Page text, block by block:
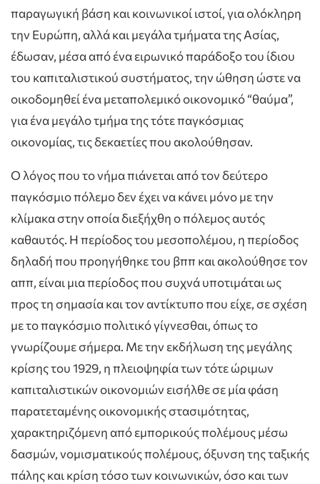
παραγωγική βάση και κοινωνικοί ιστοί, για ολόκληρη
την Ευρώπη, αλλά και μεγάλα τμήματα της Ασίας,
έδωσαν, μέσα από ένα ειρωνικό παράδοξο του ίδιου
του καπιταλιστικού συστήματος, την ώθηση ώστε να
οικοδομηθεί ένα μεταπολεμικό οικονομικό “θαύμα”,
για ένα μεγάλο τμήμα της τότε παγκόσμιας
οικονομίας, τις δεκαετίες που ακολούθησαν.
Ο λόγος που το νήμα πιάνεται από τον δεύτερο
παγκόσμιο πόλεμο δεν έχει να κάνει μόνο με την
κλίμακα στην οποία διεξήχθη ο πόλεμος αυτός
καθαυτός. Η περίοδος του μεσοπολέμου, η περίοδος
δηλαδή που προηγήθηκε του βππ και ακολούθησε τον
αππ, είναι μια περίοδος που συχνά υποτιμάται ως
προς τη σημασία και τον αντίκτυπο που είχε, σε σχέση
με το παγκόσμιο πολιτικό γίγνεσθαι, όπως το
γνωρίζουμε σήμερα. Με την εκδήλωση της μεγάλης
κρίσης του 1929, η πλειοψηφία των τότε ώριμων
καπιταλιστικών οικονομιών εισήλθε σε μία φάση
παρατεταμένης οικονομικής στασιμότητας,
χαρακτηριζόμενη από εμπορικούς πολέμους μέσω
δασμών, νομισματικούς πολέμους, όξυνση της ταξικής
πάλης και κρίση τόσο των κοινωνικών, όσο και των